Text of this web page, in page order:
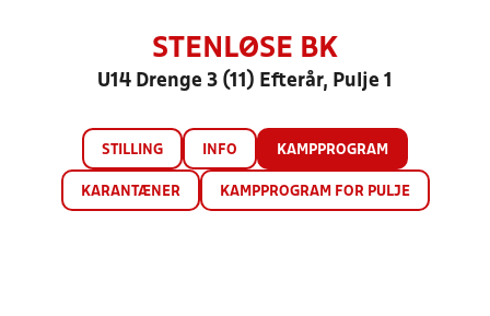
STENLØSE BK
U14 Drenge 3 (11) Efterår, Pulje 1
STILLING INFO KAMPPROGRAM
KARANTÆNER KAMPPROGRAM FOR PULJE